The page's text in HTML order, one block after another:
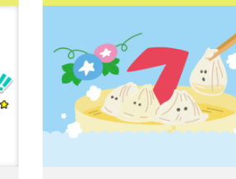
詳細はこちら